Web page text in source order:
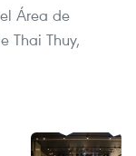
Área de
Thai Thuy,